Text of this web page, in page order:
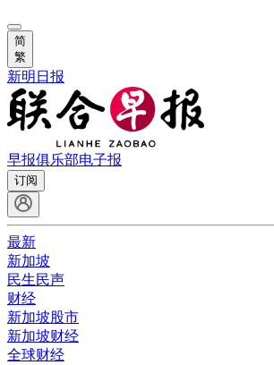
简
繁
新明日报
早报俱乐部电子报
订阅
最新
新加坡
民生民声
财经
新加坡股市
新加坡财经
全球财经